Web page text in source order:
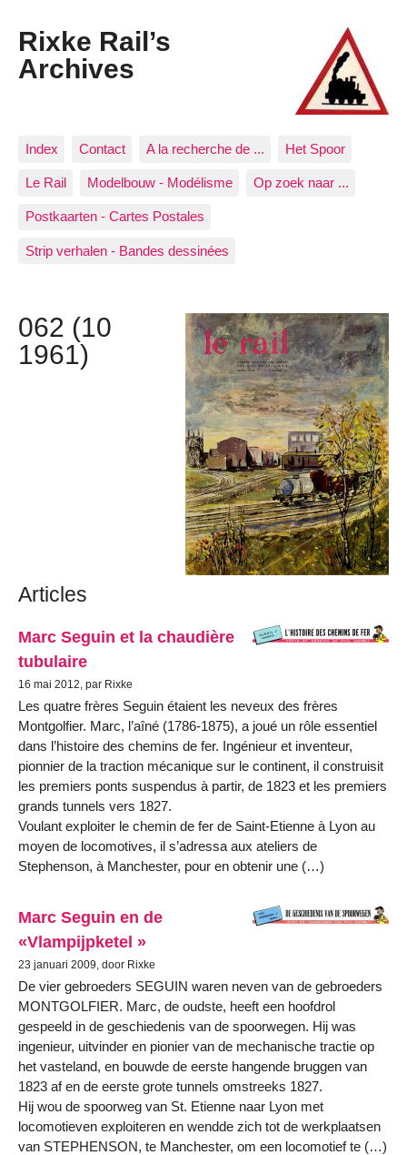
Rixke Rail’s
Archives
Index Contact A la recherche de ... Het Spoor
Le Rail Modelbouw - Modélisme Op zoek naar ...
Postkaarten - Cartes Postales
Strip verhalen - Bandes dessinées
062 (10
1961)
Articles
Marc Seguin et la chaudière
tubulaire
16 mai 2012, par Rixke
Les quatre frères Seguin étaient les neveux des frères
Montgolfier. Marc, l’aîné (1786-1875), a joué un rôle essentiel
dans l’histoire des chemins de fer. Ingénieur et inventeur,
pionnier de la traction mécanique sur le continent, il construisit
les premiers ponts suspendus à partir, de 1823 et les premiers
grands tunnels vers 1827.
Voulant exploiter le chemin de fer de Saint-Etienne à Lyon au
moyen de locomotives, il s’adressa aux ateliers de
Stephenson, à Manchester, pour en obtenir une (…)
Marc Seguin en de
«Vlampijpketel »
23 januari 2009, door Rixke
De vier gebroeders SEGUIN waren neven van de gebroeders
MONTGOLFIER. Marc, de oudste, heeft een hoofdrol
gespeeld in de geschiedenis van de spoorwegen. Hij was
ingenieur, uitvinder en pionier van de mechanische tractie op
het vasteland, en bouwde de eerste hangende bruggen van
1823 af en de eerste grote tunnels omstreeks 1827.
Hij wou de spoorweg van St. Etienne naar Lyon met
locomotieven exploiteren en wendde zich tot de werkplaatsen
van STEPHENSON, te Manchester, om een locomotief te (…)